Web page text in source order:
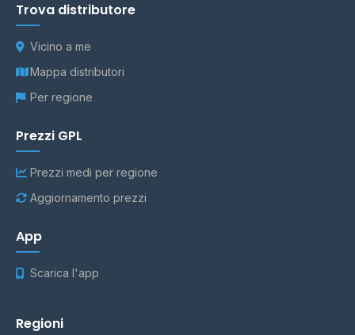
Trova distributore
Vicino a me
Mappa distributori
Per regione
Prezzi GPL
Prezzi medi per regione
Aggiornamento prezzi
App
Scarica l'app
Regioni